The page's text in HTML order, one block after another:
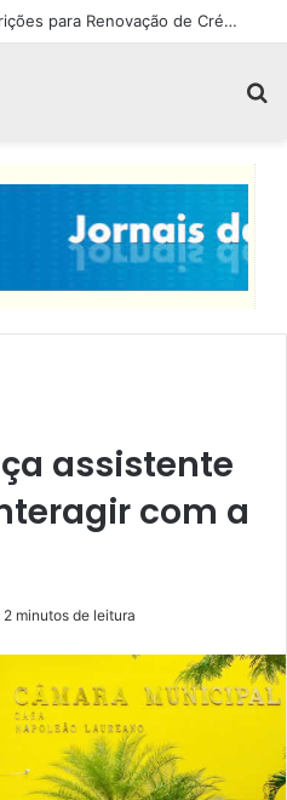
Empreender PB abre inscrições para Renovação de Crédito
assistente
com a
2 minutos de leitura